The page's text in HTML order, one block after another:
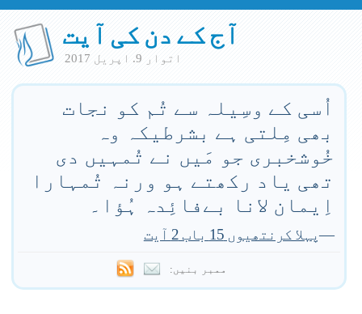
آج کے دن کی آیت
اتوار 9. اپريل 2017
اُسی کے وسِیلہ سے تُم کو نجات
بھی مِلتی ہے بشرطیکہ وہ
خُوشخبری جو مَیں نے تُمہیں دی
تھی یاد رکھتے ہو ورنہ تُمہارا
اِیمان لانا بےفائِدہ ہُؤا۔
—پہلا کرنتھیوں 15 باب 2 آیت
ممبر بنیں: